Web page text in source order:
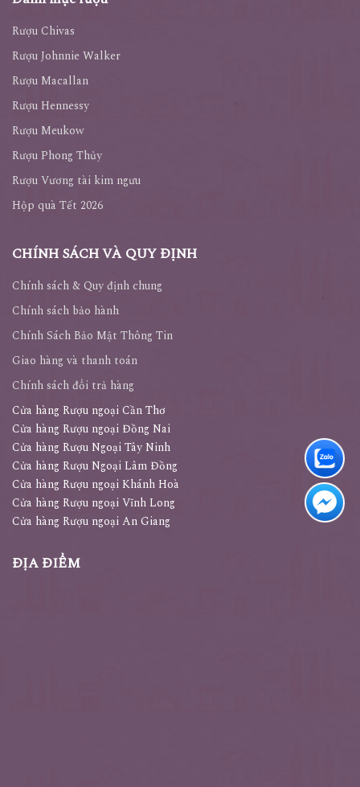
Rượu Chivas
Rượu Johnnie Walker
Rượu Macallan
Rượu Hennessy
Rượu Meukow
Rượu Phong Thủy
Rượu Vương tài kim ngưu
Chính sách & Quy định chung
Chính sách bảo hành
Chính Sách Bảo Mật Thông Tin
Giao hàng và thanh toán
Chính sách đổi trả hàng
Cửa hàng Rượu ngoại Cần Thơ
Cửa hàng Rượu ngoại Đồng Nai
Cửa hàng Rượu Ngoại Tây Ninh
Cửa hàng Rượu Ngoại Lâm Đồng
Cửa hàng Rượu ngoại Khánh Hoà
Cửa hàng Rượu ngoại Vĩnh Long